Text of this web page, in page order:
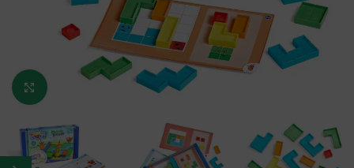
Κάντε κλικ για μεγέθυνση